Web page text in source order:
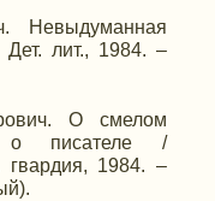
Невыдуманная
лит., 1984. –
О смелом
о писателе /
1984. –